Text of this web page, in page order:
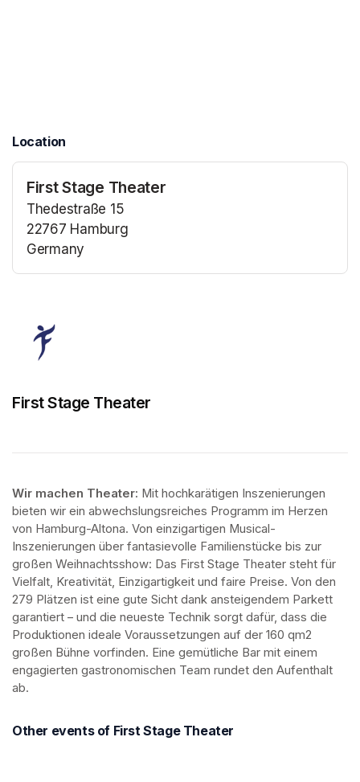
Location
First Stage Theater
Thedestraße 15
22767 Hamburg
Germany
(opens in a new tab)
First Stage Theater
Wir machen Theater: Mit hochkarätigen Inszenierungen
bieten wir ein abwechslungsreiches Programm im Herzen
von Hamburg-Altona. Von einzigartigen Musical-
Inszenierungen über fantasievolle Familienstücke bis zur
großen Weihnachtsshow: Das First Stage Theater steht für
Vielfalt, Kreativität, Einzigartigkeit und faire Preise. Von den
279 Plätzen ist eine gute Sicht dank ansteigendem Parkett
garantiert – und die neueste Technik sorgt dafür, dass die
Produktionen ideale Voraussetzungen auf der 160 qm2
großen Bühne vorfinden. Eine gemütliche Bar mit einem
engagierten gastronomischen Team rundet den Aufenthalt
ab.
Other events of First Stage Theater